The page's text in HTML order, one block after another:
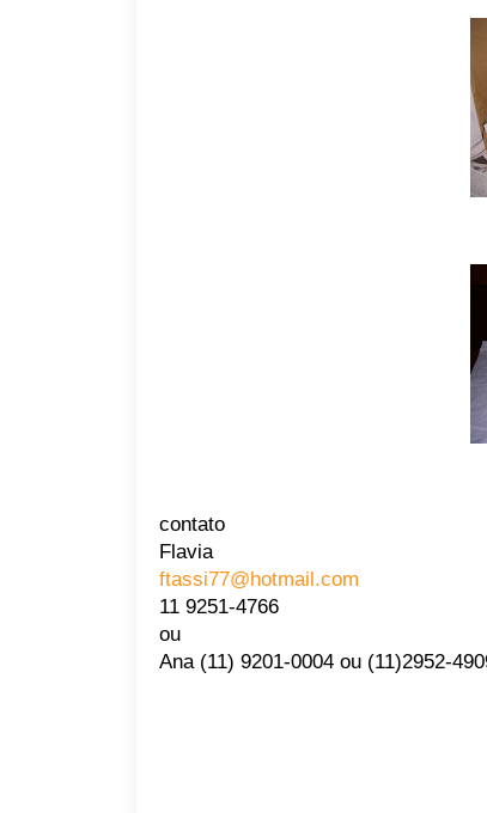
contato
Flavia
ftassi77@hotmail.com
11 9251-4766
ou
Ana (11) 9201-0004 ou (11)2952-